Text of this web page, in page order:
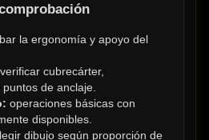
la ergonomía y apoyo del
verificar cubrecárter,
de anclaje.
operaciones básicas con
disponibles.
dibujo según proporción de